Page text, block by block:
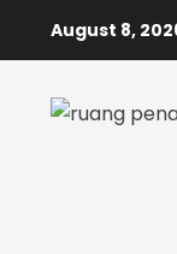
August 8,